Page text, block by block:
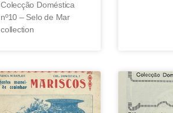
Colecção Doméstica
nº10 – Selo de Mar
collection